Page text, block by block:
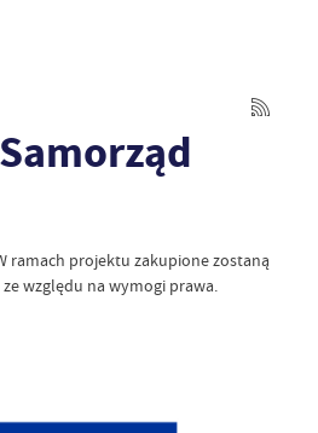
ramach projektu zakupione zostaną
względu na wymogi prawa.